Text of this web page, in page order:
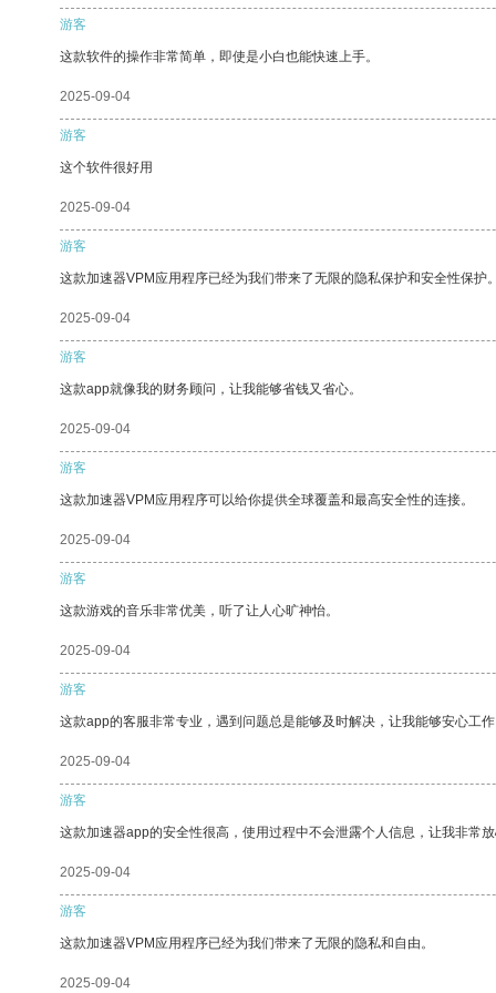
游客
这款软件的操作非常简单，即使是小白也能快速上手。
2025-09-04
游客
这个软件很好用
2025-09-04
游客
这款加速器VPM应用程序已经为我们带来了无限的隐私保护和安全性保护
2025-09-04
游客
这款app就像我的财务顾问，让我能够省钱又省心。
2025-09-04
游客
这款加速器VPM应用程序可以给你提供全球覆盖和最高安全性的连接。
2025-09-04
游客
这款游戏的音乐非常优美，听了让人心旷神怡。
2025-09-04
游客
这款app的客服非常专业，遇到问题总是能够及时解决，让我能够安心工
2025-09-04
游客
这款加速器app的安全性很高，使用过程中不会泄露个人信息，让我非常
2025-09-04
游客
这款加速器VPM应用程序已经为我们带来了无限的隐私和自由。
2025-09-04